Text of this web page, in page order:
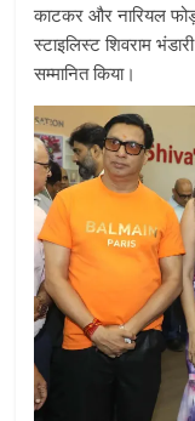
काटकर और नारियल
स्टाइलिस्ट शिवराम
सम्मानित किया।